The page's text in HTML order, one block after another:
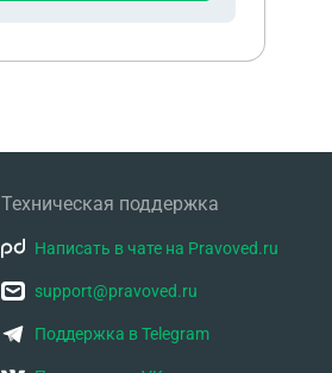
Техническая поддержка
Написать в чате на Pravoved.ru
support@pravoved.ru
Поддержка в Telegram